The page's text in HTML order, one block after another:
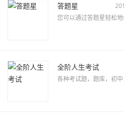
答题星
您可以通过答题星轻松
全阶人生考试
各种考试题，题库，初